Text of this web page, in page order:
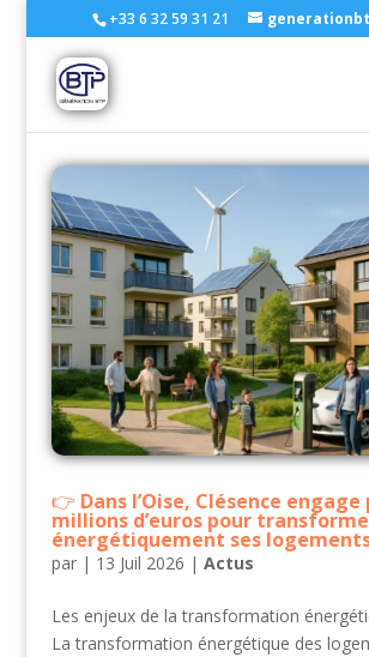
+33 6 32 59 31 21
Dans l’Oise, Clésence engage
millions d’euros pour
énergétiquement ses
par | 13 Juil 2026 | Actus
Les enjeux de la transformation
La transformation énergétique des